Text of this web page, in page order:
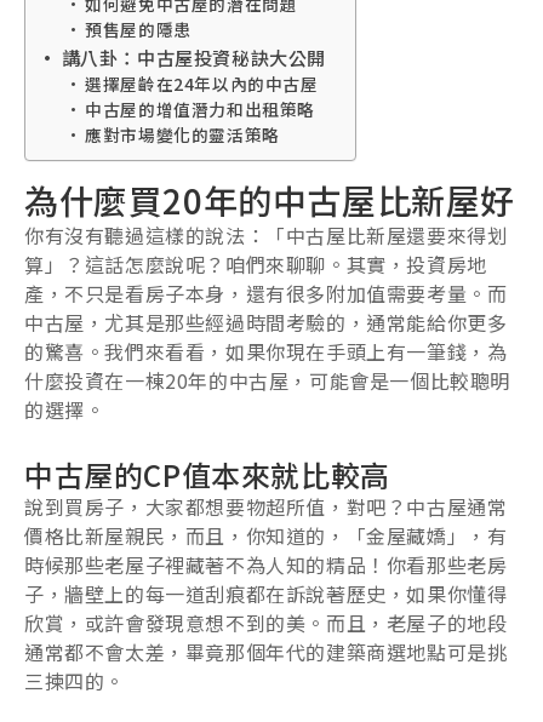
預售屋的隱患
講八卦：中古屋投資秘訣大公開
選擇屋齡在24年以內的中古屋
中古屋的增值潛力和出租策略
應對市場變化的靈活策略
為什麼買20年的中古屋比新屋好
你有沒有聽過這樣的說法：「中古屋比新屋還要來得划
算」？這話怎麼說呢？咱們來聊聊。其實，投資房地
產，不只是看房子本身，還有很多附加值需要考量。而
中古屋，尤其是那些經過時間考驗的，通常能給你更多
的驚喜。我們來看看，如果你現在手頭上有一筆錢，為
什麼投資在一棟20年的中古屋，可能會是一個比較聰明
的選擇。
中古屋的CP值本來就比較高
說到買房子，大家都想要物超所值，對吧？中古屋通常
價格比新屋親民，而且，你知道的，「金屋藏嬌」，有
時候那些老屋子裡藏著不為人知的精品！你看那些老房
子，牆壁上的每一道刮痕都在訴說著歷史，如果你懂得
欣賞，或許會發現意想不到的美。而且，老屋子的地段
通常都不會太差，畢竟那個年代的建築商選地點可是挑
三揀四的。